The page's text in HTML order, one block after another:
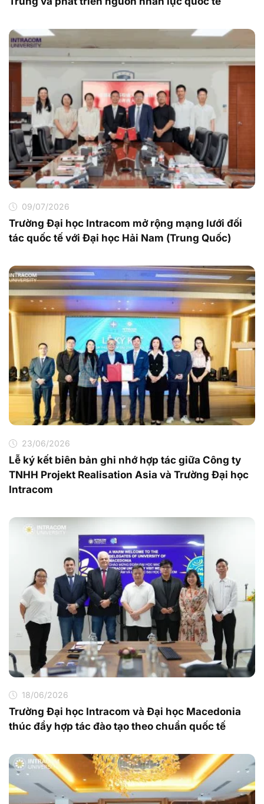
09/07/2026
Trường Đại học Intracom mở rộng mạng lưới đối
tác quốc tế với Đại học Hải Nam (Trung Quốc)
23/06/2026
Lễ ký kết biên bản ghi nhớ hợp tác giữa Công ty
TNHH Projekt Realisation Asia và Trường Đại học
Intracom
18/06/2026
Trường Đại học Intracom và Đại học Macedonia
thúc đẩy hợp tác đào tạo theo chuẩn quốc tế